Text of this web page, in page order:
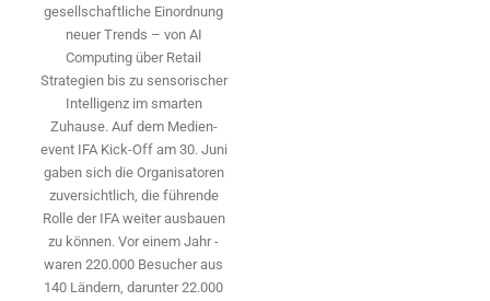
gesellschaftliche Einordnung
neuer Trends – von AI
Computing über Retail
Strategien bis zu sensorischer
Intelligenz im smarten
Zuhause. Auf dem Medien­
event IFA Kick-Off am 30. Juni
gaben sich die Organisatoren
zuversichtlich, die führende
Rolle der IFA weiter ausbauen
zu können. Vor einem Jahr ­
waren 220.000 Besucher aus
140 ­Ländern, ­darunter 22.000